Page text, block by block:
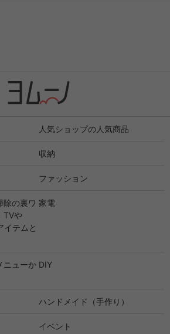
人気ショップの人気商品
収納
ファッション
除の裏ワ
TVや
イテムと
家電
ニューか DIY
ハンドメイド（手作り）
イベント